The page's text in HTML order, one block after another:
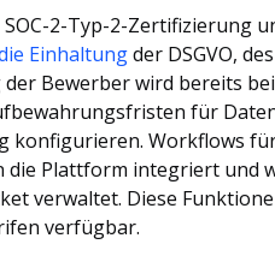
2-Typ-2-Zertifizierung
Einhaltungder DSGVO,
der Bewerber wird bereits
für
konfigurieren. Workflows
die Plattform integriert und
verwaltet. Diese
verfügbar.